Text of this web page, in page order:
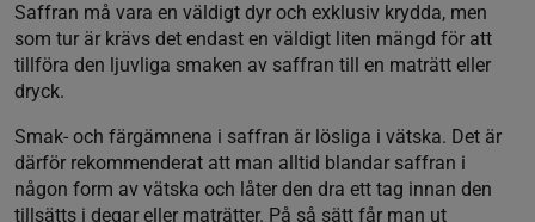
Saffran må vara en väldigt dyr och exklusiv krydda, men
som tur är krävs det endast en väldigt liten mängd för att
tillföra den ljuvliga smaken av saffran till en maträtt eller
dryck.
Smak- och färgämnena i saffran är lösliga i vätska. Det är
därför rekommenderat att man alltid blandar saffran i
någon form av vätska och låter den dra ett tag innan den
tillsätts i degar eller maträtter. På så sätt får man ut